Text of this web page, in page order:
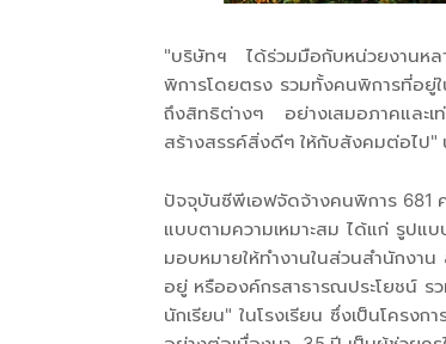
"บริษัทฯ ได้ร่วมมือกับหน่วยงานหล
พิการโดยตรง รวมทั้งคนพิการที่อยู่ใ
ถึงสิทธิต่างๆ อย่างเสมอภาคและ
สร้างสรรค์สิ่งดีๆ ให้กับสังคมต่อไป"
ปัจจุบันซีพีเอฟจัดจ้างคนพิการ 681
แบบตามความเหมาะสม ได้แก่ รูปแ
มอบหมายให้ทำงานในส่วนสำนักงา
อยู่ หรือองค์กรสาธารณประโยชน์ ร
นักเรียน" ในโรงเรียน ซึ่งเป็นโครงก